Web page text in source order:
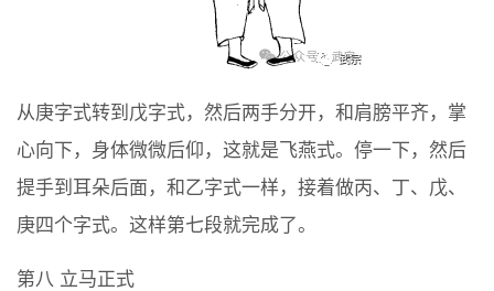
从庚字式转到戊字式，然后两手分开，和肩膀平齐，掌
心向下，身体微微后仰，这就是飞燕式。停一下，然后
提手到耳朵后面，和乙字式一样，接着做丙、丁、戊、
庚四个字式。这样第七段就完成了。
第八 立马正式